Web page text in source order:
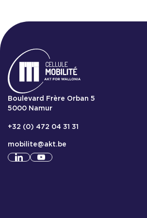
Boulevard Frère Orban 5
5000 Namur
+32 (0) 472 04 31 31
mobilite@akt.be
Consulter notre profil
Consulter notre profil